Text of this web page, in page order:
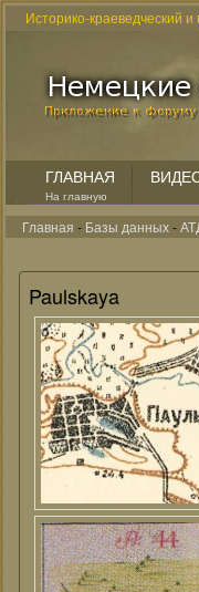
Историко-краеведческий
ГЛАВНАЯ
На главную
Главная - Базы данных-
Paulskaya